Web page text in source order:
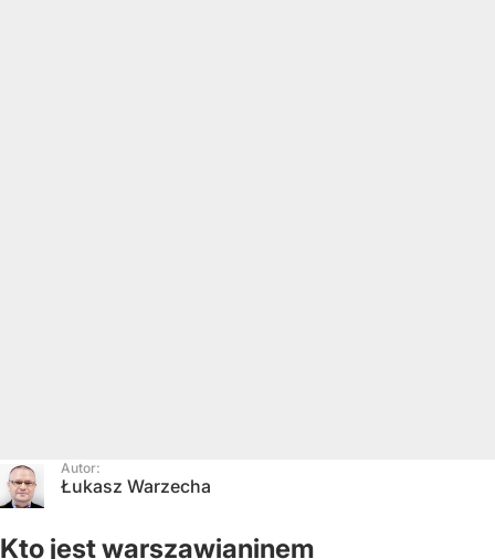
Autor:
Łukasz Warzecha
Kto jest warszawianinem